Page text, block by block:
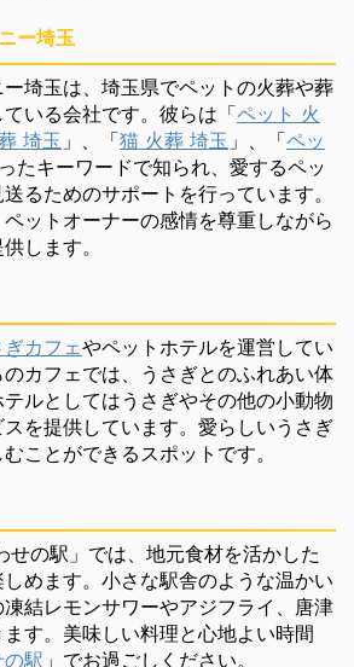
ー埼玉
埼玉は、埼玉県でペットの火葬や葬
いる会社です。彼らは「ペット 火
埼玉 」、「猫 火葬 埼玉 」、「ペッ
たキーワードで知られ、愛するペッ
るためのサポートを行っています。
ットオーナーの感情を尊重しながら
します。
ぎカフェやペットホテルを運営してい
カフェでは、うさぎとのふれあい体
ルとしてはうさぎやその他の小動物
を提供しています。愛らしいうさぎ
ことができるスポットです。
せの駅」では、地元食材を活かした
めます。小さな駅舎のような温かい
結レモンサワーやアジフライ、唐津
す。美味しい料理と心地よい時間
の駅 」でお過ごしください。